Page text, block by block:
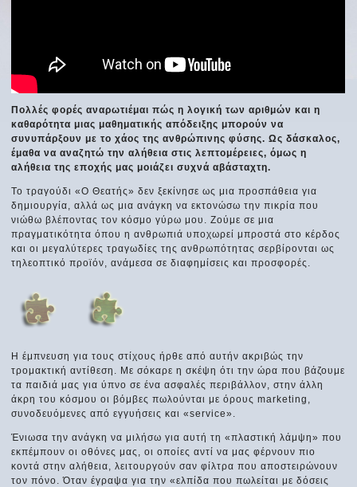
Πολλές φορές αναρωτιέμαι πώς η λογική των αριθμών και η
καθαρότητα μιας μαθηματικής απόδειξης μπορούν να
συνυπάρξουν με το χάος της ανθρώπινης φύσης. Ως δάσκαλος,
έμαθα να αναζητώ την αλήθεια στις λεπτομέρειες, όμως η
αλήθεια της εποχής μας μοιάζει συχνά αβάσταχτη.
Το τραγούδι «Ο Θεατής» δεν ξεκίνησε ως μια προσπάθεια για
δημιουργία, αλλά ως μια ανάγκη να εκτονώσω την πικρία που
νιώθω βλέποντας τον κόσμο γύρω μου. Ζούμε σε μια
πραγματικότητα όπου η ανθρωπιά υποχωρεί μπροστά στο κέρδος
και οι μεγαλύτερες τραγωδίες της ανθρωπότητας σερβίρονται ως
τηλεοπτικό προϊόν, ανάμεσα σε διαφημίσεις και προσφορές.
Η έμπνευση για τους στίχους ήρθε από αυτήν ακριβώς την
τρομακτική αντίθεση. Με σόκαρε η σκέψη ότι την ώρα που βάζουμε
τα παιδιά μας για ύπνο σε ένα ασφαλές περιβάλλον, στην άλλη
άκρη του κόσμου οι βόμβες πωλούνται με όρους marketing,
συνοδευόμενες από εγγυήσεις και «service».
Ένιωσα την ανάγκη να μιλήσω για αυτή τη «πλαστική λάμψη» που
εκπέμπουν οι οθόνες μας, οι οποίες αντί να μας φέρνουν πιο
κοντά στην αλήθεια, λειτουργούν σαν φίλτρα που αποστειρώνουν
τον πόνο. Όταν έγραψα για την «ελπίδα που πωλείται με δόσεις